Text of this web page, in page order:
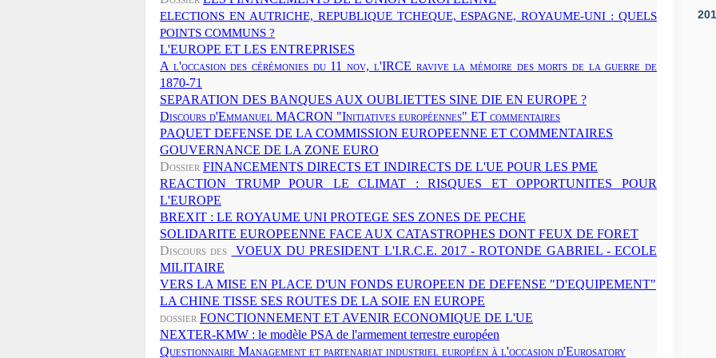
ELECTIONS EN AUTRICHE, REPUBLIQUE TCHEQUE, ESPAGNE, ROYAUME-UNI : QUELS
POINTS COMMUNS ?
L'EUROPE ET LES ENTREPRISES
A l'occasion des cérémonies du 11 nov, l'IRCE ravive la mémoire des morts de la guerre de
1870-71
SEPARATION DES BANQUES AUX OUBLIETTES SINE DIE EN EUROPE ?
Discours d'Emmanuel MACRON "Initiatives européennes" ET commentaires
PAQUET DEFENSE DE LA COMMISSION EUROPEENNE ET COMMENTAIRES
GOUVERNANCE DE LA ZONE EURO
Dossier FINANCEMENTS DIRECTS ET INDIRECTS DE L'UE POUR LES PME
REACTION TRUMP POUR LE CLIMAT : RISQUES ET OPPORTUNITES POUR
L'EUROPE
BREXIT : LE ROYAUME UNI PROTEGE SES ZONES DE PECHE
SOLIDARITE EUROPEENNE FACE AUX CATASTROPHES DONT FEUX DE FORET
Discours des
VOEUX DU PRESIDENT L'I.R.C.E. 2017 - ROTONDE GABRIEL - ECOLE
MILITAIRE
VERS LA MISE EN PLACE D'UN FONDS EUROPEEN DE DEFENSE "D'EQUIPEMENT"
LA CHINE TISSE SES ROUTES DE LA SOIE EN EUROPE
dossier FONCTIONNEMENT ET AVENIR ECONOMIQUE DE L'UE
NEXTER-KMW : le modèle PSA de l'armement terrestre européen
Questionnaire Management et partenariat industriel européen à l'occasion d'Eurosatory